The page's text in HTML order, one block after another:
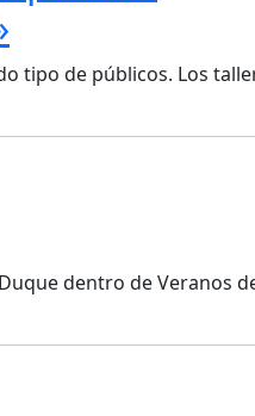
tipo de públicos. Los
dentro de Veranos